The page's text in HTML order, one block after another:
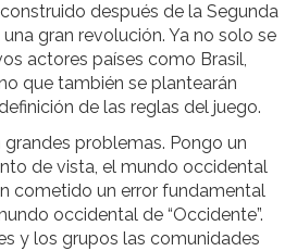
después de la Segunda
gran revolución. Ya no solo se
actores países como Brasil,
que también se plantearán
de las reglas del juego.
problemas. Pongo un
de vista, el mundo occidental
cometido un error fundamental
occidental de “Occidente”.
y los grupos las comunidades